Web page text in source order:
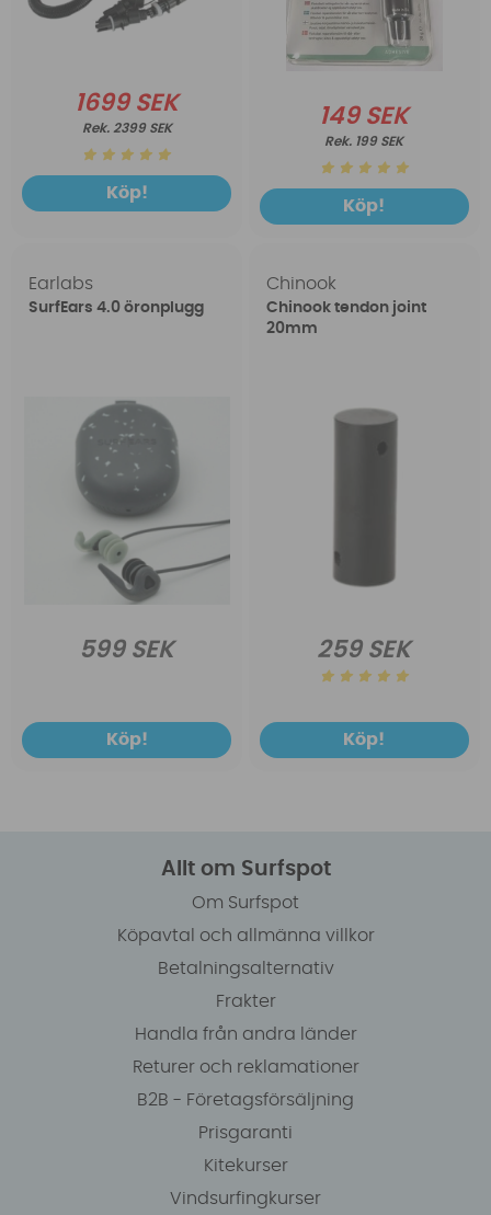
1699 SEK
2399 SEK
Köp!
149 SEK
199 SEK
Köp!
Earlabs
SurfEars 4.0 öronplugg
599 SEK
Köp!
Chinook
Chinook tendon joint
20mm
259 SEK
Köp!
Allt om Surfspot
Om Surfspot
Köpavtal och allmänna villkor
Betalningsalternativ
Frakter
Handla från andra länder
Returer och reklamationer
B2B - Företagsförsäljning
Prisgaranti
Kitekurser
Vindsurfingkurser